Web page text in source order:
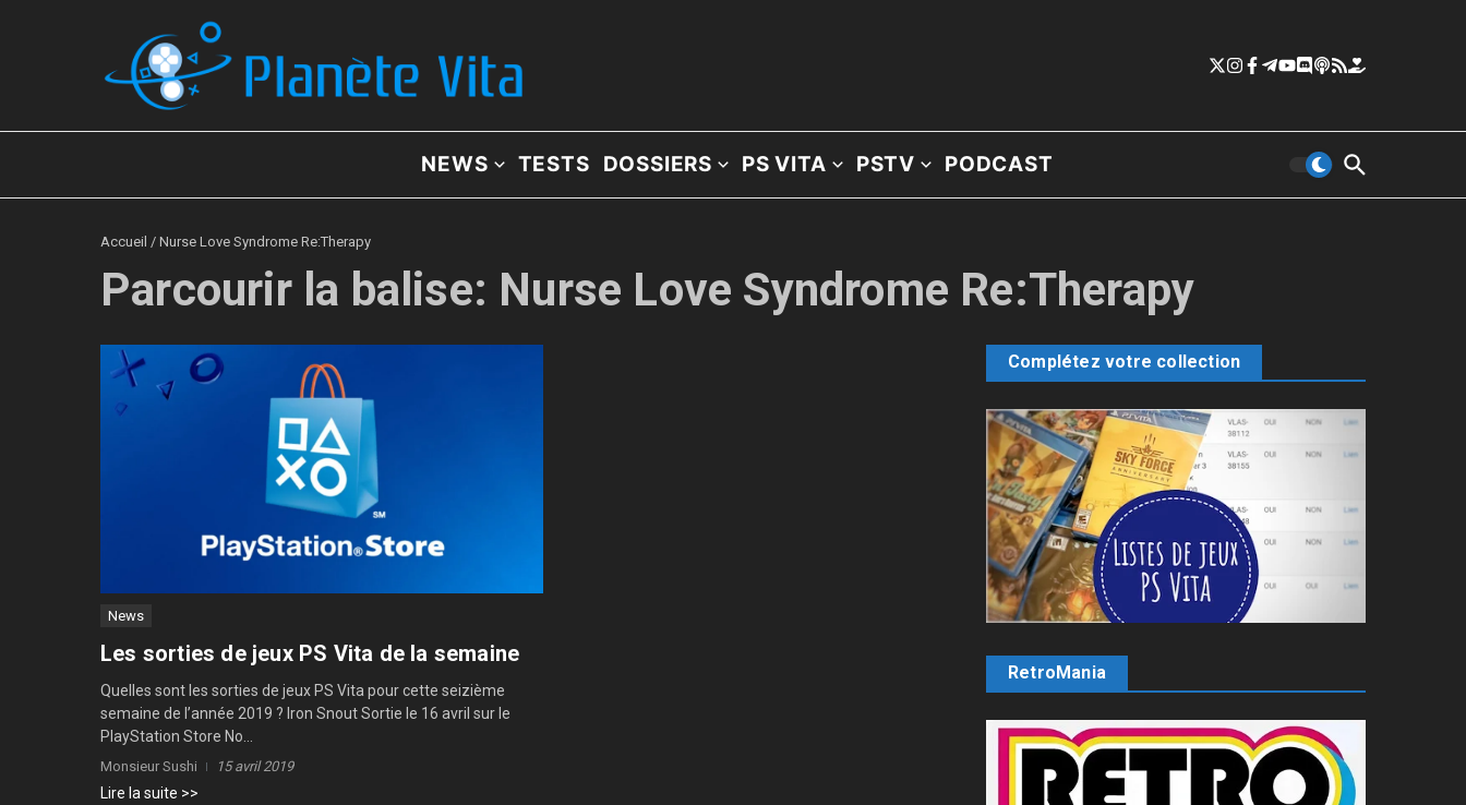
NEWS TESTS DOSSIERS PS VITA PSTV PODCAST
Accueil / Nurse Love Syndrome Re:Therapy
Parcourir la balise: Nurse Love Syndrome Re:Therapy
News
Les sorties de jeux PS Vita de la semaine
Quelles sont les sorties de jeux PS Vita pour cette seizième
semaine de l’année 2019 ? Iron Snout Sortie le 16 avril sur le
PlayStation Store No...
Monsieur Sushi 15 avril 2019
Lire la suite >>
Complétez votre collection
RetroMania